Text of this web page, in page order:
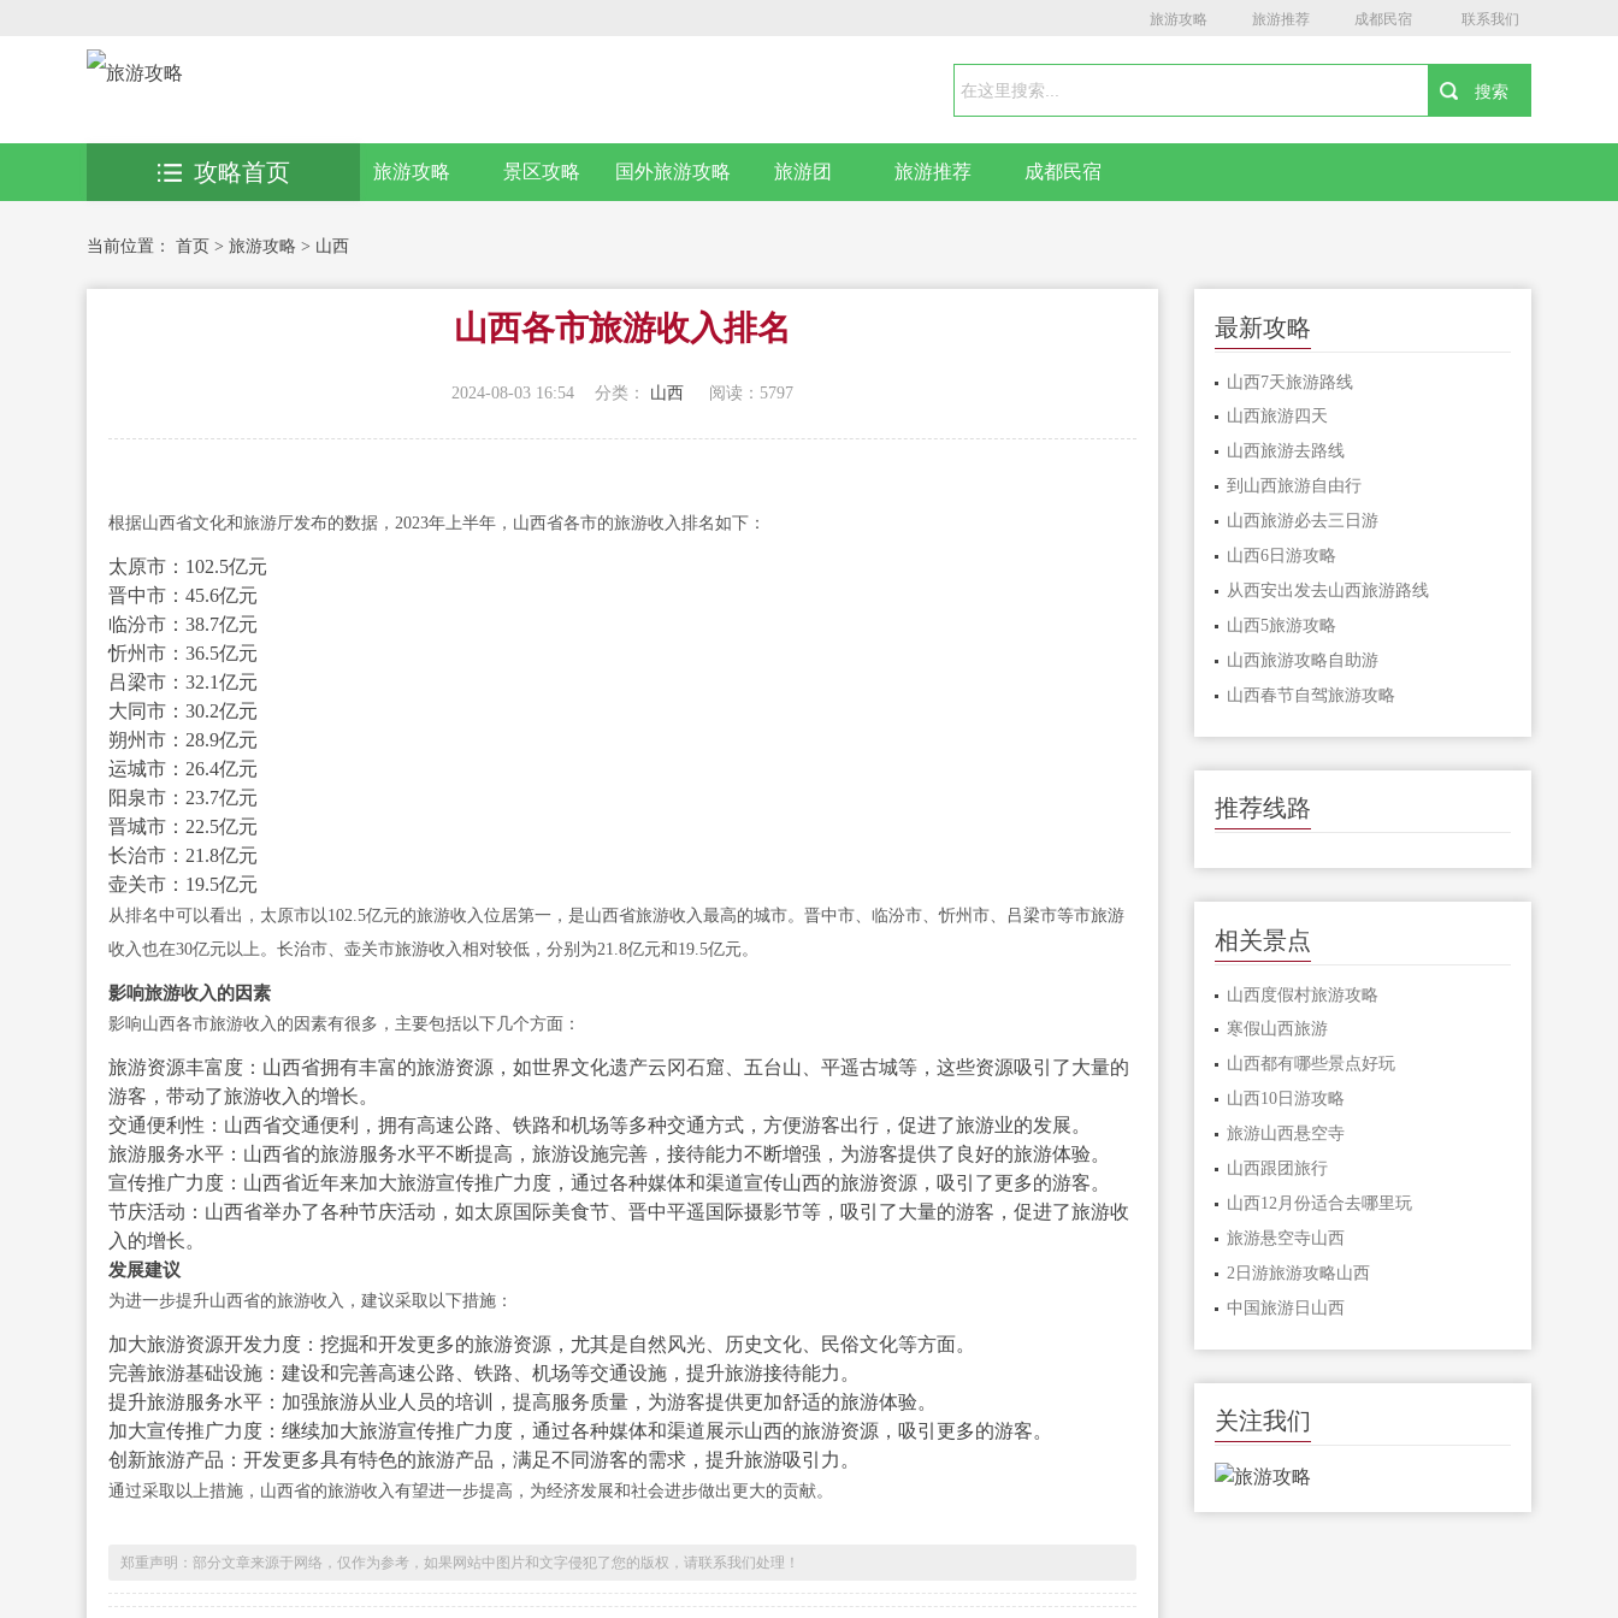
旅游攻略 旅游推荐 成都民宿 联系我们
旅游攻略 景区攻略 国外旅游攻略 旅游团 旅游推荐 成都民宿
攻略首页
当前位置： 首页 > 旅游攻略 > 山西
山西各市旅游收入排名
2024-08-03 16:54 分类： 山西 阅读： 5797
根据山西省文化和旅游厅发布的数据，2023年上半年，山西省各市的旅游收入排名如下：
太原市：102.5亿元
晋中市：45.6亿元
临汾市：38.7亿元
忻州市：36.5亿元
吕梁市：32.1亿元
大同市：30.2亿元
朔州市：28.9亿元
运城市：26.4亿元
阳泉市：23.7亿元
晋城市：22.5亿元
长治市：21.8亿元
壶关市：19.5亿元
从排名中可以看出，太原市以102.5亿元的旅游收入位居第一，是山西省旅游收入最高的城市。晋中市、临汾市、忻州市、吕梁市等市旅游
收入也在30亿元以上。长治市、壶关市旅游收入相对较低，分别为21.8亿元和19.5亿元。
影响旅游收入的因素
影响山西各市旅游收入的因素有很多，主要包括以下几个方面：
旅游资源丰富度：山西省拥有丰富的旅游资源，如世界文化遗产云冈石窟、五台山、平遥古城等，这些资源吸引了大量的
游客，带动了旅游收入的增长。
交通便利性：山西省交通便利，拥有高速公路、铁路和机场等多种交通方式，方便游客出行，促进了旅游业的发展。
旅游服务水平：山西省的旅游服务水平不断提高，旅游设施完善，接待能力不断增强，为游客提供了良好的旅游体验。
宣传推广力度：山西省近年来加大旅游宣传推广力度，通过各种媒体和渠道宣传山西的旅游资源，吸引了更多的游客。
节庆活动：山西省举办了各种节庆活动，如太原国际美食节、晋中平遥国际摄影节等，吸引了大量的游客，促进了旅游收
入的增长。
发展建议
为进一步提升山西省的旅游收入，建议采取以下措施：
加大旅游资源开发力度：挖掘和开发更多的旅游资源，尤其是自然风光、历史文化、民俗文化等方面。
完善旅游基础设施：建设和完善高速公路、铁路、机场等交通设施，提升旅游接待能力。
提升旅游服务水平：加强旅游从业人员的培训，提高服务质量，为游客提供更加舒适的旅游体验。
加大宣传推广力度：继续加大旅游宣传推广力度，通过各种媒体和渠道展示山西的旅游资源，吸引更多的游客。
创新旅游产品：开发更多具有特色的旅游产品，满足不同游客的需求，提升旅游吸引力。
通过采取以上措施，山西省的旅游收入有望进一步提高，为经济发展和社会进步做出更大的贡献。
郑重声明：部分文章来源于网络，仅作为参考，如果网站中图片和文字侵犯了您的版权，请联系我们处理！
最新攻略
山西7天旅游路线
山西旅游四天
山西旅游去路线
到山西旅游自由行
山西旅游必去三日游
山西6日游攻略
从西安出发去山西旅游路线
山西5旅游攻略
山西旅游攻略自助游
山西春节自驾旅游攻略
推荐线路
相关景点
山西度假村旅游攻略
寒假山西旅游
山西都有哪些景点好玩
山西10日游攻略
旅游山西悬空寺
山西跟团旅行
山西12月份适合去哪里玩
旅游悬空寺山西
2日游旅游攻略山西
中国旅游日山西
关注我们